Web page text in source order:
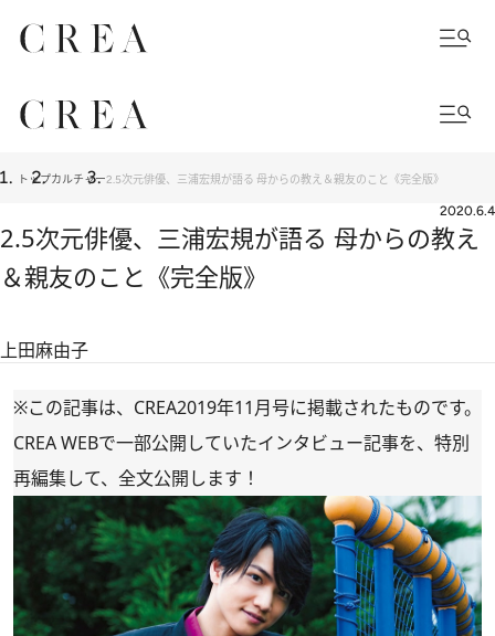
トップカルチャー2.5次元俳優、三浦宏規が語る 母からの教え＆親友のこと《完全版》
2020.6.4
2.5次元俳優、三浦宏規が語る 母からの教え
＆親友のこと《完全版》
上田麻由子
※この記事は、CREA2019年11月号に掲載されたものです。
CREA WEBで一部公開していたインタビュー記事を、特別
再編集して、全文公開します！